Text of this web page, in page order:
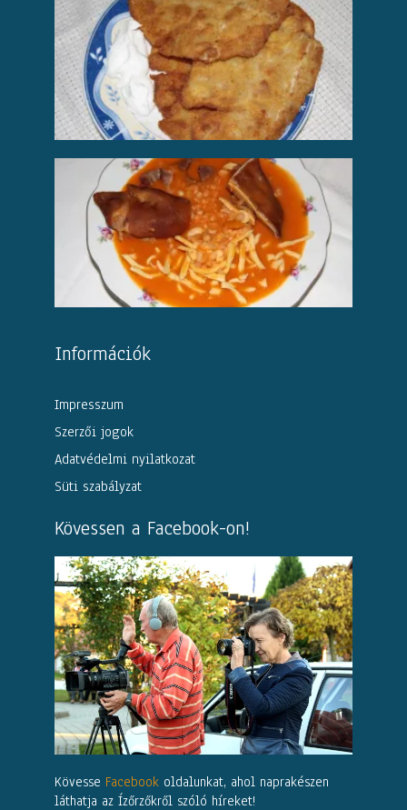
Információk
Impresszum
Szerzői jogok
Adatvédelmi nyilatkozat
Süti szabályzat
Kövessen a Facebook-on!
Kövesse Facebook oldalunkat, ahol naprakészen
láthatja az Ízőrzőkről szóló híreket!